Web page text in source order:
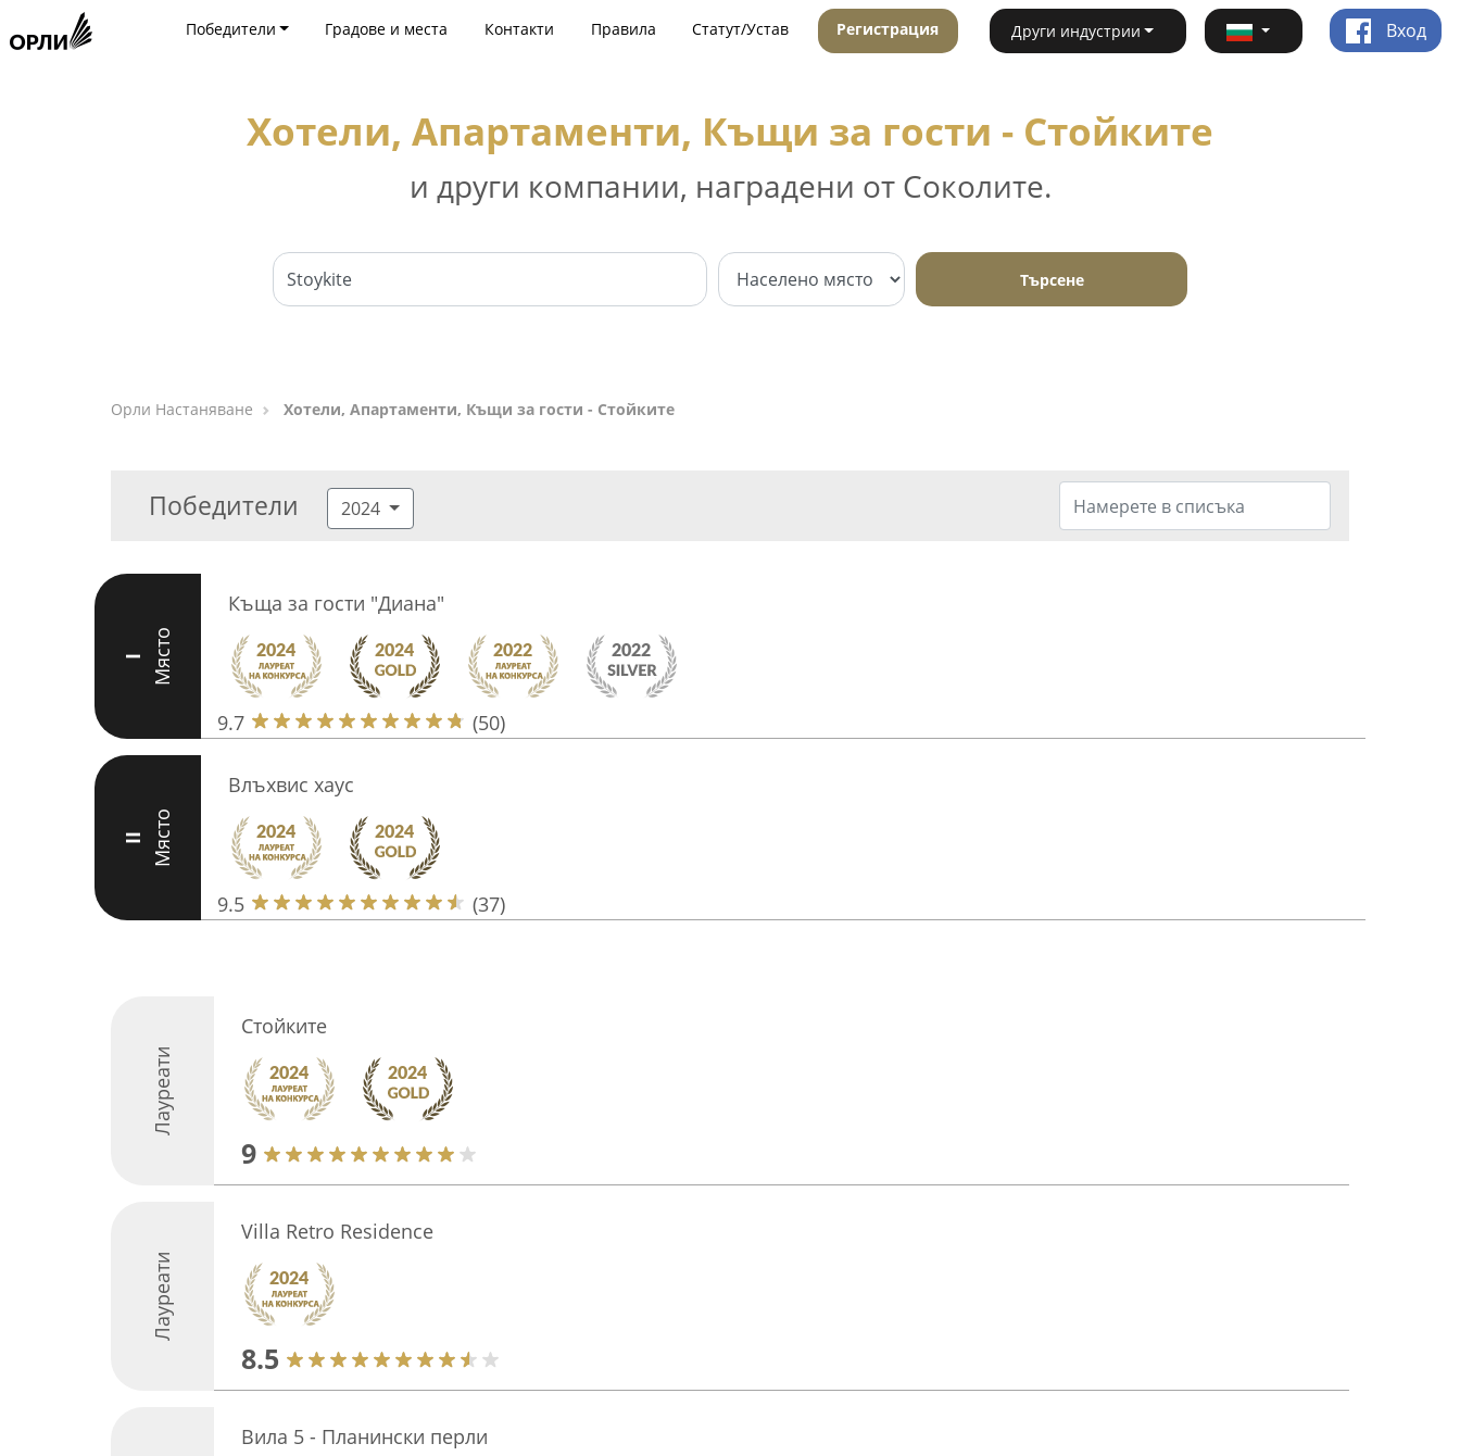
Победители Градове и места Контакти Правила Статут/Устав Регистрация Други индустрии Вход
Хотели, Апартаменти, Къщи за гости - Стойките
и други компании, наградени от Соколите.
Търсене
Орли Настаняване Хотели, Апартаменти, Къщи за гости - Стойките
Победители 2024
I Място
Къща за гости "Диана"
9.7 (50)
II Място
Влъхвис хаус
9.5 (37)
Лауреати
Стойките
9
Лауреати
Villa Retro Residence
8.5
Вила 5 - Планински перли